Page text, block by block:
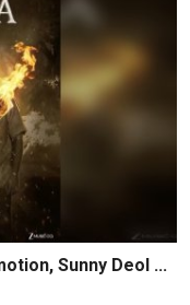
Sunny Deol ...